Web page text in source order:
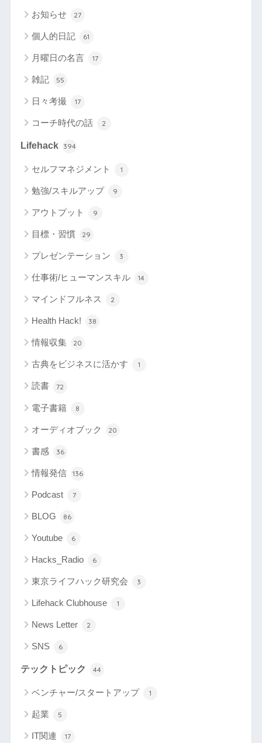
お知らせ 27
個人的日記 61
月曜日の名言 17
雑記 55
日々考撮 17
コーチ時代の話 2
Lifehack 394
セルフマネジメント 1
勉強/スキルアップ 9
アウトプット 9
目標・習慣 29
プレゼンテーション 3
仕事術/ヒューマンスキル 14
マインドフルネス 2
Health Hack! 38
情報収集 20
古典をビジネスに活かす 1
読書 72
電子書籍 8
オーディオブック 20
書感 36
情報発信 136
Podcast 7
BLOG 86
Youtube 6
Hacks_Radio 6
東京ライフハック研究会 3
Lifehack Clubhouse 1
News Letter 2
SNS 6
テックトピック 44
ベンチャー/スタートアップ 1
起業 5
IT関連 17